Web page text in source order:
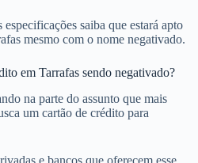
saiba que estará apto
mesmo com o nome negativado.
em Tarrafas sendo negativado?
na parte do assunto que mais
um cartão de crédito para
e bancos que oferecem esse